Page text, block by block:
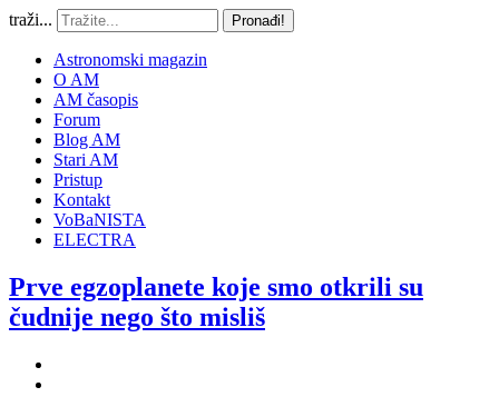
traži... Pronađi!
Astronomski magazin
O AM
AM časopis
Forum
Blog AM
Stari AM
Pristup
Kontakt
VoBaNISTA
ELECTRA
Prve egzoplanete koje smo otkrili su
čudnije nego što misliš